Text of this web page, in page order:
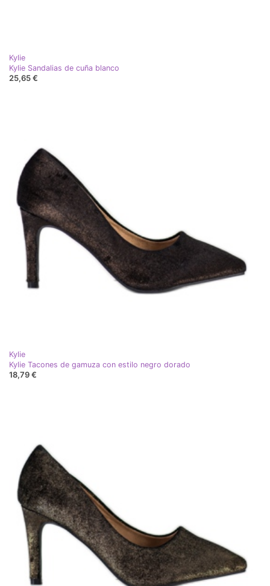
Kylie
Kylie Sandalias de cuña blanco
25,65 €
Kylie
Kylie Tacones de gamuza con estilo negro dorado
18,79 €